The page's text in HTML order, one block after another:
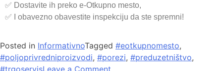
✅ Dostavite ih preko e-Otkupno mesto,
✅ I obavezno obavestite inspekciju da ste spremni!
Posted in InformativnoTagged #eotkupnomesto,
#poljoprivredniproizvodi, #porezi, #preduzetništvo,
#trgoservisLeave a Comment